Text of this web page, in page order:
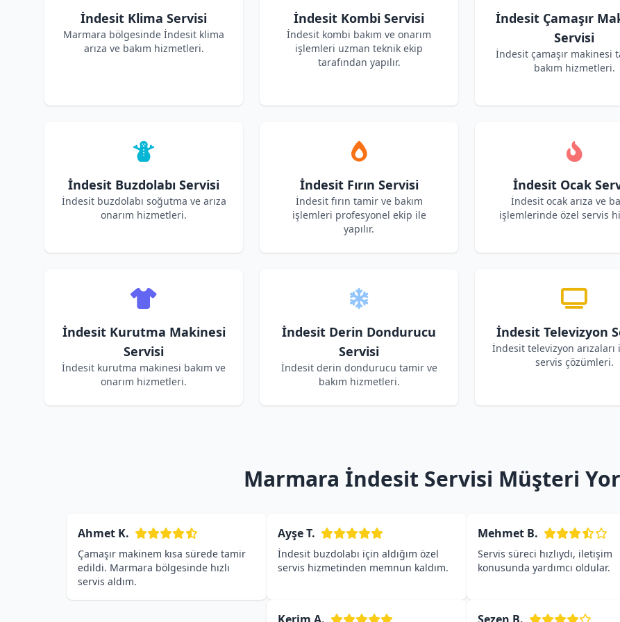
İndesit Klima Servisi
Marmara bölgesinde İndesit klima
arıza ve bakım hizmetleri.
İndesit Kombi Servisi
İndesit kombi bakım ve onarım
işlemleri uzman teknik ekip
tarafından yapılır.
İndesit Çamaşır
Servisi
İndesit çamaşır makinesi
bakım hizmetleri.
İndesit Buzdolabı Servisi
İndesit buzdolabı soğutma ve arıza
onarım hizmetleri.
İndesit Fırın Servisi
İndesit fırın tamir ve bakım
işlemleri profesyonel ekip ile
yapılır.
İndesit Ocak
İndesit ocak arıza ve
işlemlerinde özel servis
İndesit Kurutma Makinesi
Servisi
İndesit kurutma makinesi bakım ve
onarım hizmetleri.
İndesit Derin Dondurucu
Servisi
İndesit derin dondurucu tamir ve
bakım hizmetleri.
İndesit Televizyon
İndesit televizyon arızaları
servis çözümleri.
Marmara İndesit Servisi Müşteri
Ahmet K.
Çamaşır makinem kısa sürede tamir
edildi. Marmara bölgesinde hızlı
servis aldım.
Ayşe T.
İndesit buzdolabı için aldığım özel
servis hizmetinden memnun kaldım.
Mehmet B.
Servis süreci hızlıydı, iletişim
konusunda yardımcı oldular.